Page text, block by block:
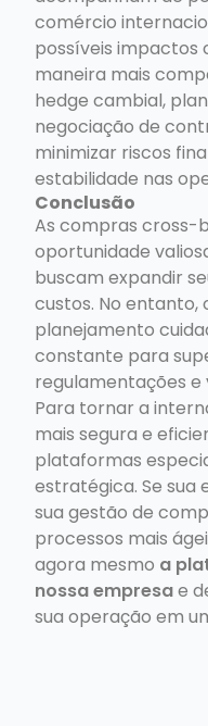
comércio
possíveis impactos
maneira mais
hedge cambial,
negociação de
minimizar riscos
estabilidade nas
Conclusão
As compras cross-
oportunidade
buscam expandir
custos. No entanto,
planejamento
constante para
regulamentações e
Para tornar a
mais segura e
plataformas
estratégica. Se sua
sua gestão de
processos mais
agora mesmo a
nossa empresae
sua operação em